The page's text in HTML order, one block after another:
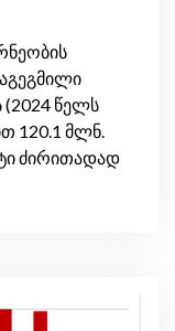
(2024 წელს
120.1 მლნ.
ძირითადად